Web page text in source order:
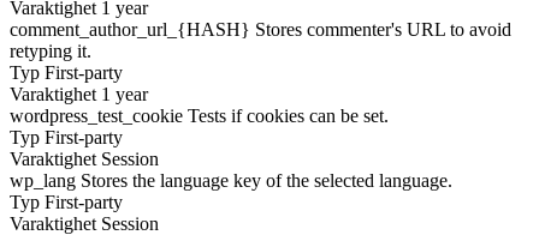
Varaktighet 1 year
comment_author_url_{HASH} Stores commenter's URL to avoid
retyping it.
Typ First-party
Varaktighet 1 year
wordpress_test_cookie Tests if cookies can be set.
Typ First-party
Varaktighet Session
wp_lang Stores the language key of the selected language.
Typ First-party
Varaktighet Session